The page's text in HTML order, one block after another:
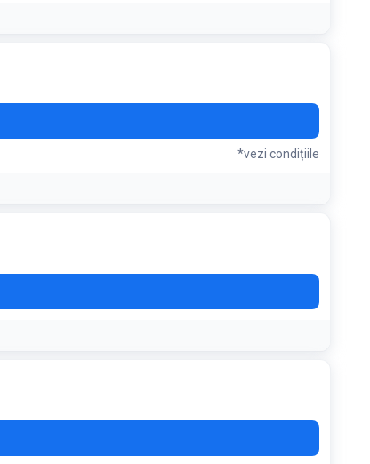
*vezi condițiile